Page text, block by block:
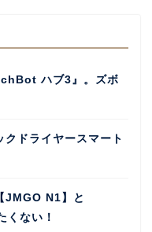
ハブ3』。ズボ
クドライヤースマート
JMGO N1】と
くない！